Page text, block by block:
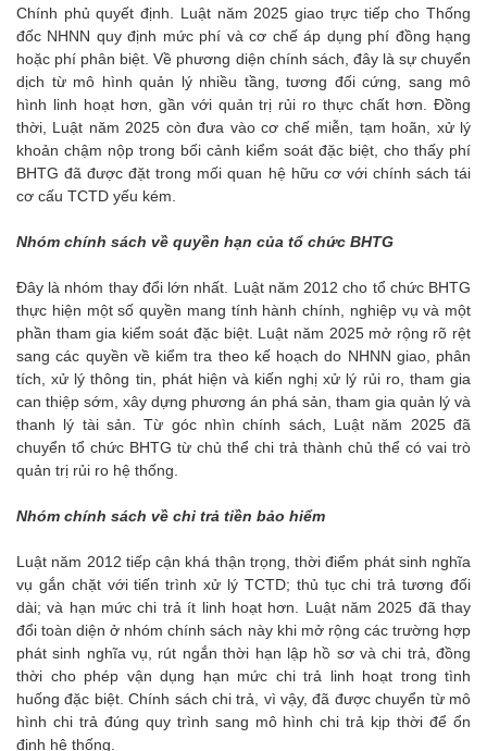
Chính phủ quyết định. Luật năm 2025 giao trực tiếp cho Thống
đốc NHNN quy định mức phí và cơ chế áp dụng phí đồng hạng
hoặc phí phân biệt. Về phương diện chính sách, đây là sự chuyển
dịch từ mô hình quản lý nhiều tầng, tương đối cứng, sang mô
hình linh hoạt hơn, gần với quản trị rủi ro thực chất hơn. Đồng
thời, Luật năm 2025 còn đưa vào cơ chế miễn, tạm hoãn, xử lý
khoản chậm nộp trong bối cảnh kiểm soát đặc biệt, cho thấy phí
BHTG đã được đặt trong mối quan hệ hữu cơ với chính sách tái
cơ cấu TCTD yếu kém.
Nhóm chính sách về quyền hạn của tổ chức BHTG
Đây là nhóm thay đổi lớn nhất. Luật năm 2012 cho tổ chức BHTG
thực hiện một số quyền mang tính hành chính, nghiệp vụ và một
phần tham gia kiểm soát đặc biệt. Luật năm 2025 mở rộng rõ rệt
sang các quyền về kiểm tra theo kế hoạch do NHNN giao, phân
tích, xử lý thông tin, phát hiện và kiến nghị xử lý rủi ro, tham gia
can thiệp sớm, xây dựng phương án phá sản, tham gia quản lý và
thanh lý tài sản. Từ góc nhìn chính sách, Luật năm 2025 đã
chuyển tổ chức BHTG từ chủ thể chi trả thành chủ thể có vai trò
quản trị rủi ro hệ thống.
Nhóm chính sách về chi trả tiền bảo hiểm
Luật năm 2012 tiếp cận khá thận trọng, thời điểm phát sinh nghĩa
vụ gắn chặt với tiến trình xử lý TCTD; thủ tục chi trả tương đối
dài; và hạn mức chi trả ít linh hoạt hơn. Luật năm 2025 đã thay
đổi toàn diện ở nhóm chính sách này khi mở rộng các trường hợp
phát sinh nghĩa vụ, rút ngắn thời hạn lập hồ sơ và chi trả, đồng
thời cho phép vận dụng hạn mức chi trả linh hoạt trong tình
huống đặc biệt. Chính sách chi trả, vì vậy, đã được chuyển từ mô
hình chi trả đúng quy trình sang mô hình chi trả kịp thời để ổn
định hệ thống.